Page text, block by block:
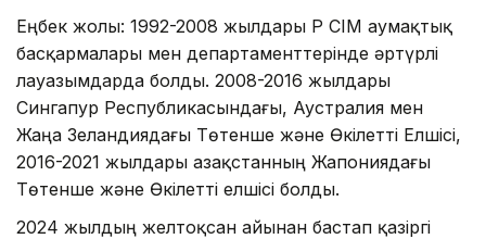
Еңбек жолы: 1992-2008 жылдары ҚР СІМ аумақтық
басқармалары мен департаменттерінде әртүрлі
лауазымдарда болды. 2008-2016 жылдары
Сингапур Республикасындағы, Аустралия мен
Жаңа Зеландиядағы Төтенше және Өкілетті Елшісі,
2016-2021 жылдары Қазақстанның Жапониядағы
Төтенше және Өкілетті елшісі болды.
2024 жылдың желтоқсан айынан бастап қазіргі